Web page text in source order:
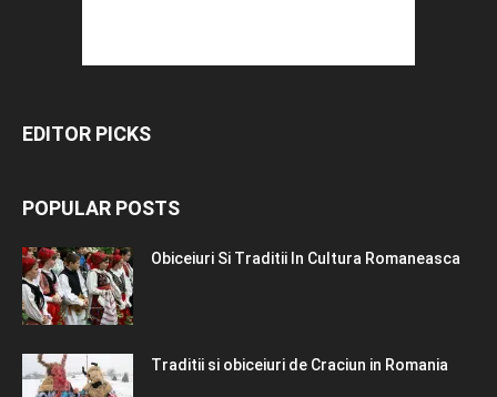
EDITOR PICKS
POPULAR POSTS
Obiceiuri Si Traditii In Cultura Romaneasca
Traditii si obiceiuri de Craciun in Romania